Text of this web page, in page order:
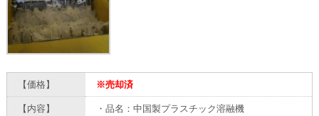
【価格】 ※売却済
【内容】
・品名：中国製プラスチック溶融機